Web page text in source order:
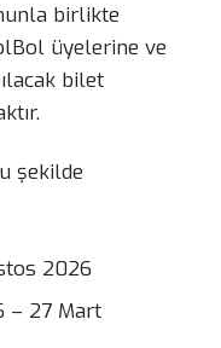
birlikte
üyelerine ve
bilet
şekilde
2026
– 27 Mart